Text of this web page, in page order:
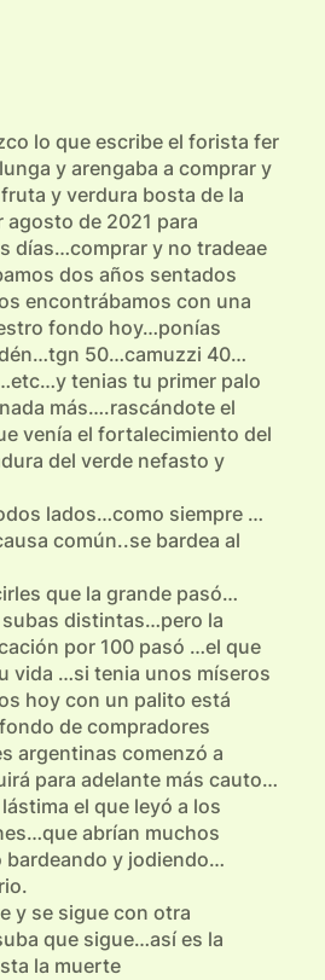
lo que escribe el forista fer
y arengaba a comprar y
y verdura bosta de la
de 2021 para
días…comprar y no tradeae
dos años sentados
encontrábamos con una
fondo hoy…ponías
50…camuzzi 40…
tenias tu primer palo
más….rascándote el
venía el fortalecimiento del
del verde nefasto y
lados…como siempre …
común..se bardea al
que la grande pasó…
distintas…pero la
por 100 pasó …el que
vida …si tenia unos míseros
hoy con un palito está
de compradores
argentinas comenzó a
para adelante más cauto…
el que leyó a los
abrían muchos
bardeando y jodiendo…
y se sigue con otra
que sigue…así es la
la muerte